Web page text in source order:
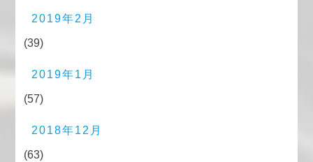
2019年2月
(39)
2019年1月
(57)
2018年12月
(63)